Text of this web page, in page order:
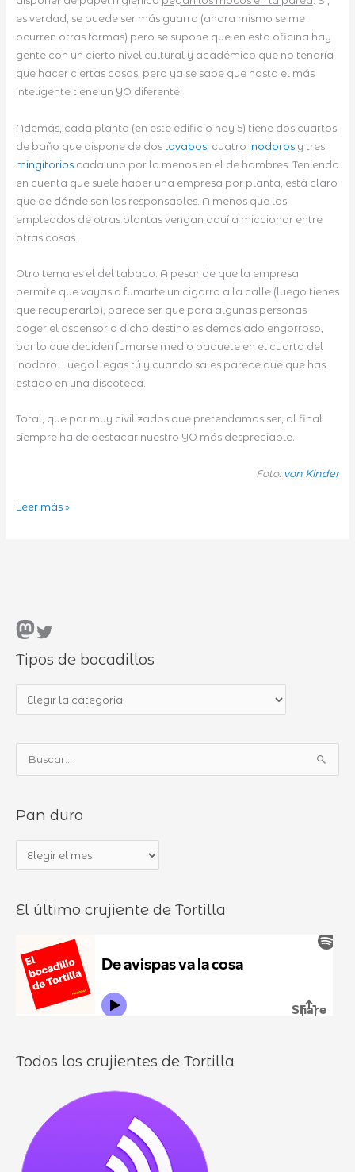
es verdad, se puede ser más guarro (ahora mismo se me
ocurren otras formas) pero se supone que en esta oficina hay
gente con un cierto nivel cultural y académico que no tendría
que hacer ciertas cosas, pero ya se sabe que hasta el más
inteligente tiene un YO diferente.
Además, cada planta (en este edificio hay 5) tiene dos cuartos
de baño que dispone de dos lavabos, cuatro inodorosy tres
mingitorioscada uno por lo menos en el de hombres. Teniendo
en cuenta que suele haber una empresa por planta, está claro
que de dónde son los responsables. A menos que los
empleados de otras plantas vengan aquí a miccionar entre
otras cosas.
Otro tema es el del tabaco. A pesar de que la empresa
permite que vayas a fumarte un cigarro a la calle (luego tienes
que recuperarlo), parece ser que para algunas personas
coger el ascensor a dicho destino es demasiado engorroso,
por lo que deciden fumarse medio paquete en el cuarto del
inodoro. Luego llegas tú y cuando sales parece que que has
estado en una discoteca.
Total, que por muy civilizados que pretendamos ser, al final
siempre ha de destacar nuestro YO más despreciable.
Foto: von Kinder
Nuestro
Leer más »
Mastodon Twitter
Tipos de bocadillos
i
s
e
c
d
u
c
p
r
Pan duro
a
d
El último crujiente de Tortilla
Todos los crujientes de Tortilla